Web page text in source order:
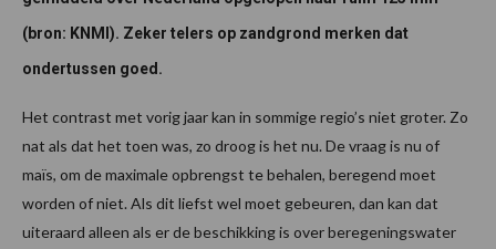
(bron: KNMI). Zeker telers op zandgrond merken dat
ondertussen goed.
Het contrast met vorig jaar kan in sommige regio’s niet groter. Zo
nat als dat het toen was, zo droog is het nu. De vraag is nu of
maïs, om de maximale opbrengst te behalen, beregend moet
worden of niet. Als dit liefst wel moet gebeuren, dan kan dat
uiteraard alleen als er de beschikking is over beregeningswater